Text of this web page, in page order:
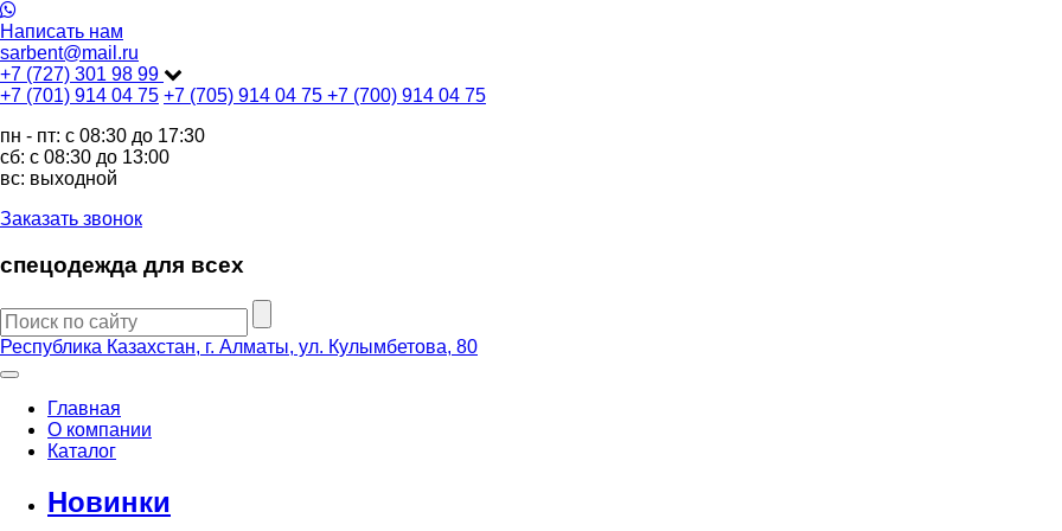
Написать нам
sarbent@mail.ru
+7 (727) 301 98 99
+7 (701) 914 04 75 +7 (705) 914 04 75 +7 (700) 914 04 75
пн - пт: c 08:30 до 17:30
сб: c 08:30 до 13:00
вс: выходной
Заказать звонок
спецодежда для всех
Республика Казахстан, г. Алматы, ул. Кулымбетова, 80
Главная
О компании
Каталог
Новинки